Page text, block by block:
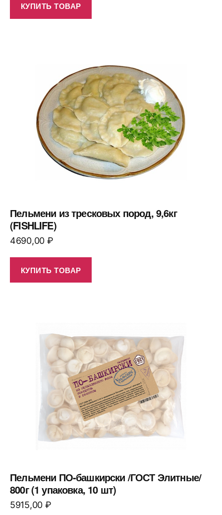
КУПИТЬ ТОВАР
Пельмени из тресковых пород, 9,6кг
(FISHLIFE)
4690,00 ₽
КУПИТЬ ТОВАР
Пельмени ПО-башкирски /ГОСТ Элитные/
800г (1 упаковка, 10 шт)
5915,00 ₽